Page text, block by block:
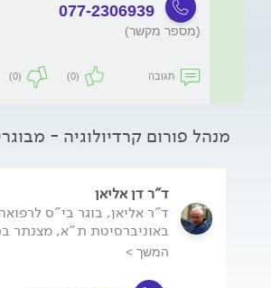
077-2306939
(מספר מקשר)
תגובה (0)
(0)
מנהל פורום קרדיולוגיה -
ד"ר דן אליאן
ד"ר אליאן, בוגר בי"ס
באוניברסיטת ת"א, מצנתר
המשך >